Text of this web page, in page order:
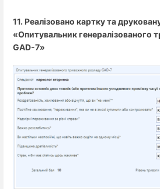
11. Реалізовано картку та
«Опитувальник генералізованого
GAD-7»